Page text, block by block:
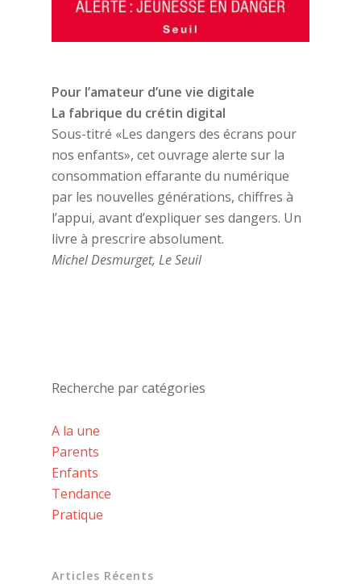
Pour l’amateur d’une vie digitale
La fabrique du crétin digital
Sous-titré «Les dangers des écrans pour
nos enfants», cet ouvrage alerte sur la
consommation effarante du numérique
par les nouvelles générations, chiffres à
l’appui, avant d’expliquer ses dangers. Un
livre à prescrire absolument.
Michel Desmurget, Le Seuil
Recherche par catégories
A la une
Parents
Enfants
Tendance
Pratique
Articles Récents